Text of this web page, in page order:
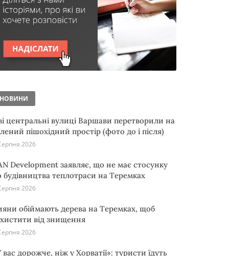
НОВИНИ
центральні вулиці Варшави перетворили на
пішохідний простір (фото до і після)
2026
Development заявляє, що не має стосунку
будівництва теплотраси на Теремках
2026
обіймають дерева на Теремках, щоб
від знищення
2026
вас дорожче, ніж у Хорватії»: туристи їдуть